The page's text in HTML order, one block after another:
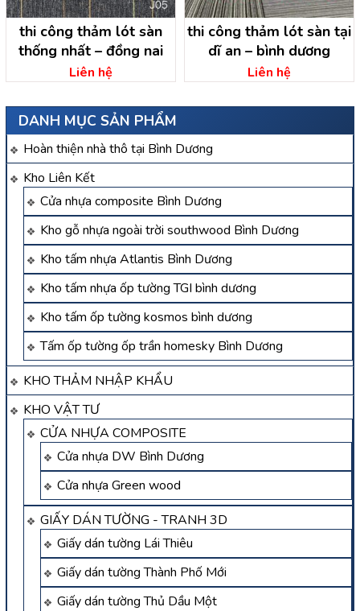
DANH MỤC SẢN PHẨM
Hoàn thiện nhà thô tại Bình Dương
Kho Liên Kết
Cửa nhựa composite Bình Dương
Kho gỗ nhựa ngoài trời southwood Bình Dương
Kho tấm nhựa Atlantis Bình Dương
Kho tấm nhựa ốp tường TGI bình dương
Kho tấm ốp tường kosmos bình dương
Tấm ốp tường ốp trần homesky Bình Dương
KHO THẢM NHẬP KHẨU
KHO VẬT TƯ
CỬA NHỰA COMPOSITE
Cửa nhựa DW Bình Dương
Cửa nhựa Green wood
GIẤY DÁN TƯỜNG - TRANH 3D
Giấy dán tường Lái Thiêu
Giấy dán tường Thành Phố Mới
Giấy dán tường Thủ Dầu Một
thi công thảm lót sàn
thống nhất – đồng nai
Liên hệ
thi công thảm lót sàn tại
dĩ an – bình dương
Liên hệ